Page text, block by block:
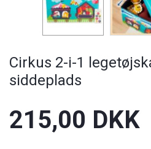
Cirkus 2-i-1
siddeplads
215,00 DKK